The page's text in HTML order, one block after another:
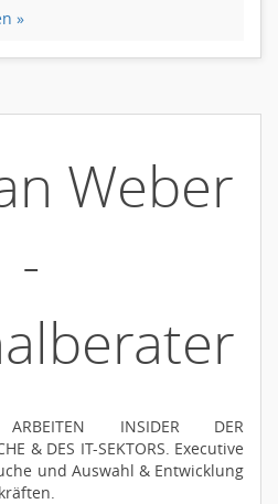
»
Weber
-
ARBEITEN INSIDER DER
& DES IT-SEKTORS. Executive
und Auswahl & Entwicklung